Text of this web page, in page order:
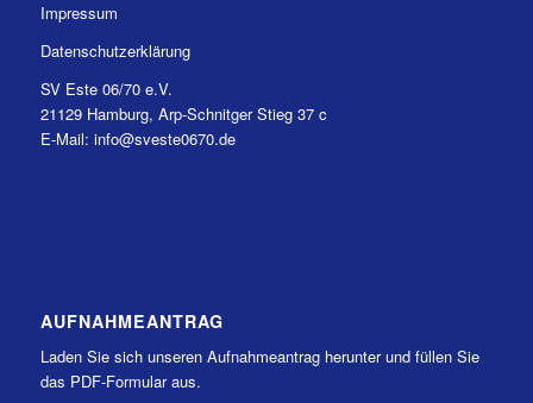
Impressum
Datenschutzerklärung
SV Este 06/70 e.V.
21129 Hamburg, Arp-Schnitger Stieg 37 c
E-Mail: info@sveste0670.de
AUFNAHMEANTRAG
Laden Sie sich unseren Aufnahmeantrag herunter und füllen Sie
das PDF-Formular aus.